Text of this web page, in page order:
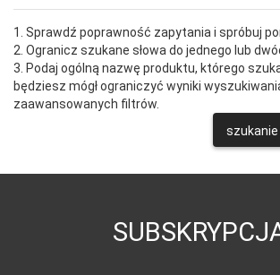
1. Sprawdź poprawność zapytania i spróbuj
2. Ogranicz szukane słowa do jednego lub
3. Podaj ogólną nazwę produktu, którego
będziesz mógł ograniczyć wyniki
zaawansowanych filtrów.